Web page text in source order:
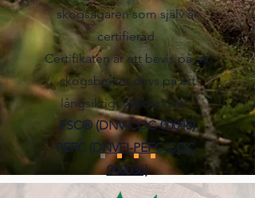
skogsägaren som själv är
certifierad.
Certifikaten är ett bevis på att
skogsbruket drivs på ett
långsiktigt hållbart sätt.
FSC®(DNV-COC-00045)
PEFC (DNVFI-PEFC-COC-
000036)